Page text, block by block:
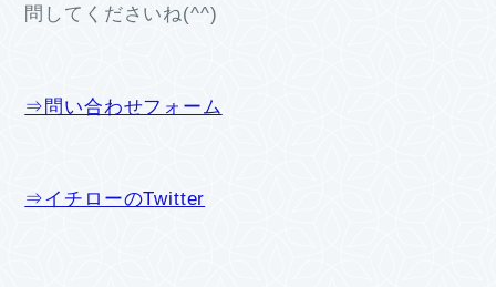
問してくださいね(^^)
⇒問い合わせフォーム
⇒イチローのTwitter